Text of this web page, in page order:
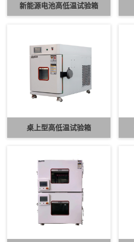
新能源电池高低温试验箱
桌上型高低温试验箱